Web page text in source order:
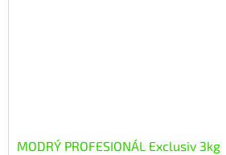
MODRÝ PROFESIONÁL Exclusiv 3kg